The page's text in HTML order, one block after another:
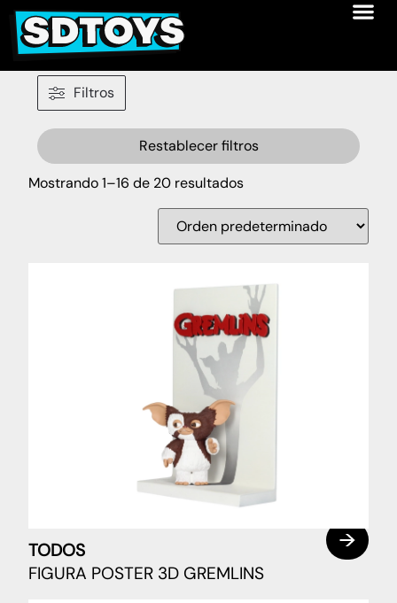
Filtros
Restablecer filtros
Mostrando 1–16 de 20 resultados
TODOS
FIGURA POSTER 3D GREMLINS